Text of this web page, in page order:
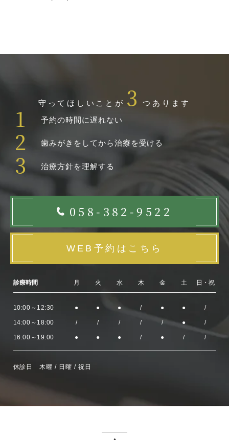
守ってほしいことが 3つあります
1 予約の時間に遅れない
2 歯みがきをしてから治療を受ける
3 治療方針を理解する
058-382-9522
WEB予約はこちら
診療時間 月 火 水 木 金 土 日・祝
10:00～12:30 ● ● ● / ● ● /
14:00～18:00 / / / / / ● /
16:00～19:00 ● ● ● / ● / /
休診日 木曜 / 日曜 / 祝日